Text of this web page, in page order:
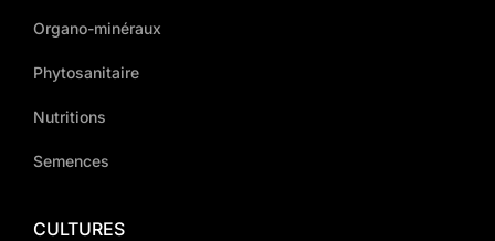
Organo-minéraux
Phytosanitaire
Nutritions
Semences
CULTURES